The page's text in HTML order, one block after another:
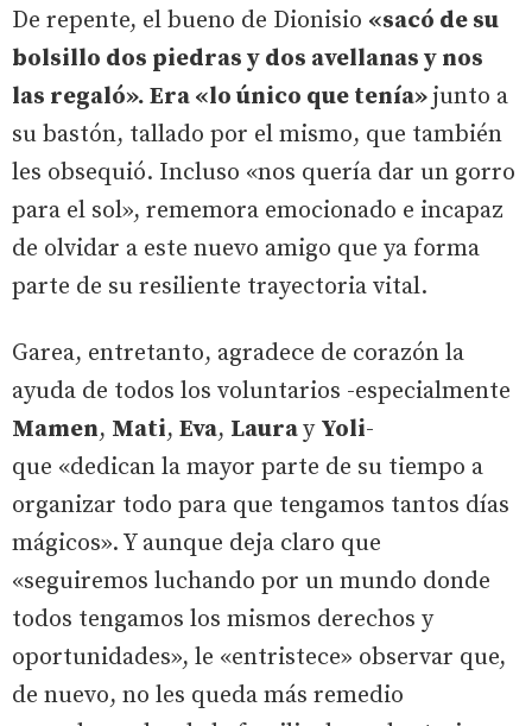
De repente, el bueno de Dionisio «sacó de su
bolsillo dos piedras y dos avellanas y nos
las regaló». Era «lo único que tenía»junto a
su bastón, tallado por el mismo, que también
les obsequió. Incluso «nos quería dar un gorro
para el sol», rememora emocionado e incapaz
de olvidar a este nuevo amigo que ya forma
parte de su resiliente trayectoria vital.
Garea, entretanto, agradece de corazón la
ayuda de todos los voluntarios -especialmente
Mamen, Mati, Eva, Lauray Yoli-
que «dedican la mayor parte de su tiempo a
organizar todo para que tengamos tantos días
mágicos». Y aunque deja claro que
«seguiremos luchando por un mundo donde
todos tengamos los mismos derechos y
oportunidades», le «entristece» observar que,
de nuevo, no les queda más remedio